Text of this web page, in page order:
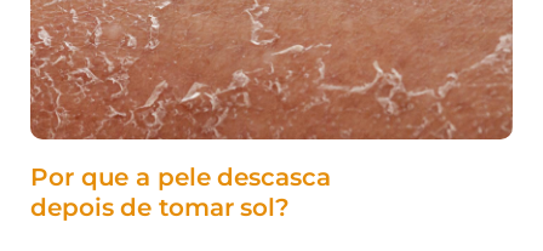
Por que a pele descasca
depois de tomar sol?